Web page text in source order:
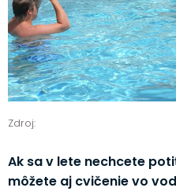
Zdroj:
Ak sa v lete nechcete
môžete aj cvičenie vo